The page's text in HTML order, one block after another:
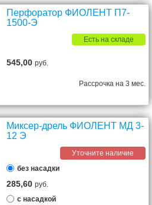
Перфоратор ФИОЛЕНТ П7-
1500-Э
Есть на складе
545,00руб.
Рассрочка на 3 мес.
Миксер-дрель ФИОЛЕНТ МД 3-
12 Э
Уточните наличие
без насадки
285,60руб.
с насадкой